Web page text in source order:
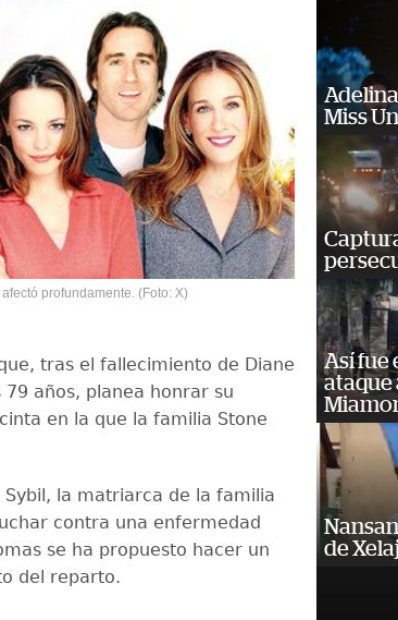
profundamente. (Foto: X)
tras el fallecimiento de Diane
años, planea honrar su
en la que la familia Stone
Sybil, la matriarca de la familia
contra una enfermedad
se ha propuesto hacer un
del reparto.
Miss
Así fue
ataque
de